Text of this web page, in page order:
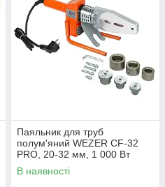
Паяльник для труб
полум'яний WEZER CF-32
PRO, 20-32 мм, 1 000 Вт
В наявності